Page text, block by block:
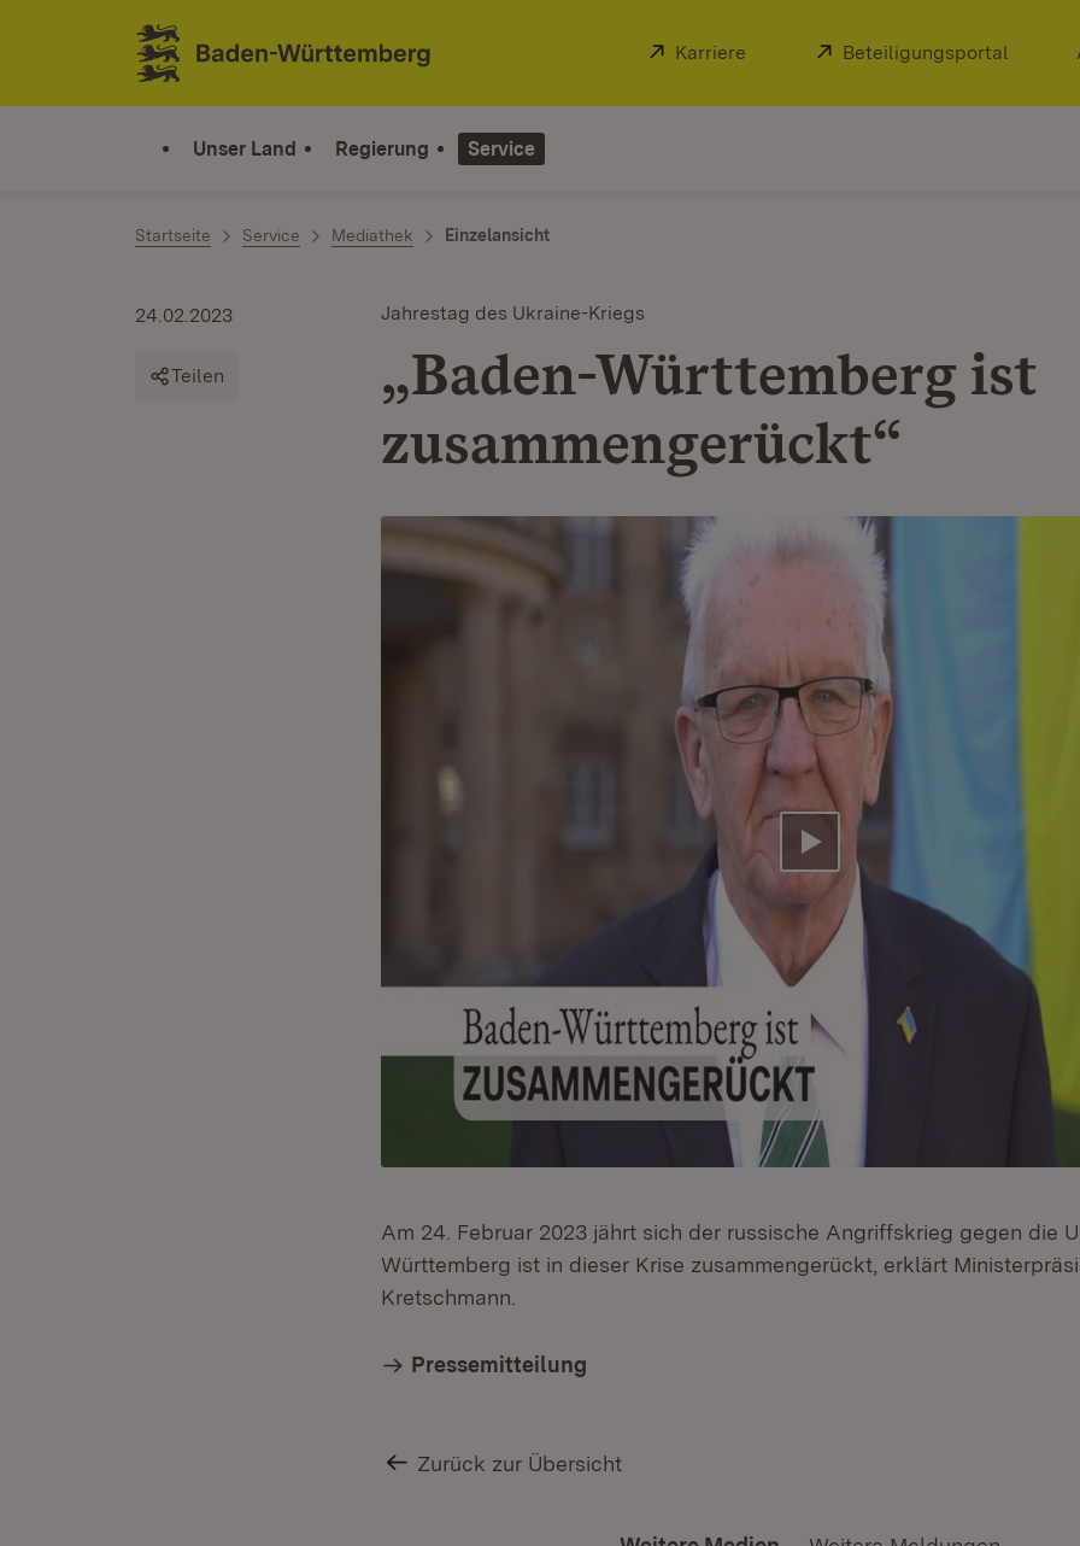
Zum Inhalt springen
Link zur Startseite
Extern:
Karriere (Öffnet in neuem Fenster)
Extern:
Beteiligungsportal
Unser Land Regierung Service
Startseite Service Mediathek Einzelansicht
Jahrestag des Ukraine-Kriegs
„Baden-Württemberg ist
zusammengerückt“
24.02.2023
Teilen
Video abspielen
Am 24. Februar 2023 jährt sich der russische Angriffskrieg gegen die
Württemberg ist in dieser Krise zusammengerückt, erklärt
Kretschmann.
Pressemitteilung
Zurück zur Übersicht